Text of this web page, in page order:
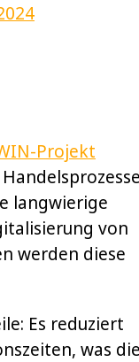
Projekt
langwierige
von
werden diese
Es reduziert
was die